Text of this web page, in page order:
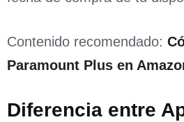
Contenido recomendado:
Paramount Plus en
Diferencia entre